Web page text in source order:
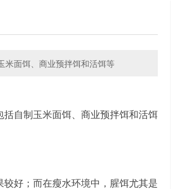
米面饵、商业预拌饵和活饵等
自制玉米面饵、商业预拌饵和活饵
好；而在瘦水环境中，腥饵尤其是